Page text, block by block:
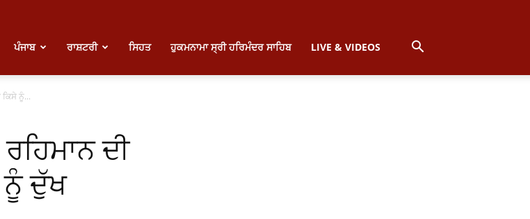
ਪੰਜਾਬ ਰਾਸ਼ਟਰੀ ਸਿਹਤ ਹੁਕਮਨਾਮਾ ਸ੍ਰੀ ਹਰਿਮੰਦਰ ਸਾਹਿਬ LIVE & VIDEOS
ਨੂੰ...
ਦੀ
ਨੂੰ ਦੁੱਖ